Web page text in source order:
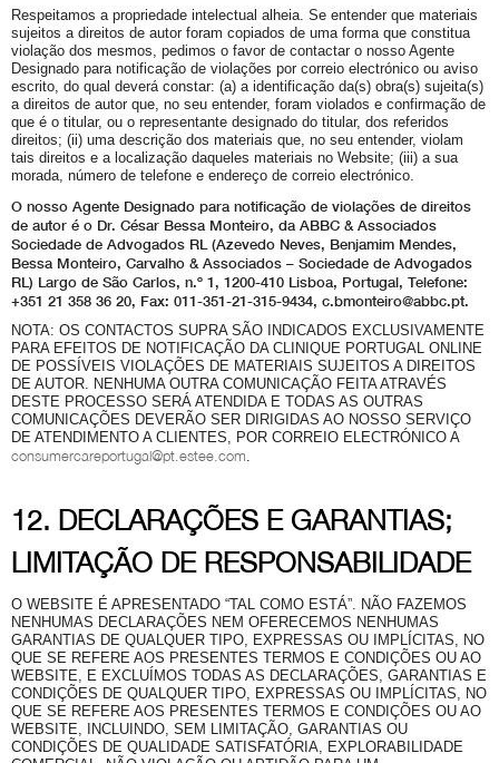
Respeitamos a propriedade intelectual alheia. Se entender que materiais
sujeitos a direitos de autor foram copiados de uma forma que constitua
violação dos mesmos, pedimos o favor de contactar o nosso Agente
Designado para notificação de violações por correio electrónico ou aviso
escrito, do qual deverá constar: (a) a identificação da(s) obra(s) sujeita(s)
a direitos de autor que, no seu entender, foram violados e confirmação de
que é o titular, ou o representante designado do titular, dos referidos
direitos; (ii) uma descrição dos materiais que, no seu entender, violam
tais direitos e a localização daqueles materiais no Website; (iii) a sua
morada, número de telefone e endereço de correio electrónico.
O nosso Agente Designado para notificação de violações de direitos
de autor é o Dr. César Bessa Monteiro, da ABBC & Associados
Sociedade de Advogados RL (Azevedo Neves, Benjamim Mendes,
Bessa Monteiro, Carvalho & Associados – Sociedade de Advogados
RL) Largo de São Carlos, n.º 1, 1200-410 Lisboa, Portugal, Telefone:
+351 21 358 36 20, Fax: 011-351-21-315-9434, c.bmonteiro@abbc.pt.
NOTA: OS CONTACTOS SUPRA SÃO INDICADOS EXCLUSIVAMENTE
PARA EFEITOS DE NOTIFICAÇÃO DA CLINIQUE PORTUGAL ONLINE
DE POSSÍVEIS VIOLAÇÕES DE MATERIAIS SUJEITOS A DIREITOS
DE AUTOR. NENHUMA OUTRA COMUNICAÇÃO FEITA ATRAVÉS
DESTE PROCESSO SERÁ ATENDIDA E TODAS AS OUTRAS
COMUNICAÇÕES DEVERÃO SER DIRIGIDAS AO NOSSO SERVIÇO
DE ATENDIMENTO A CLIENTES, POR CORREIO ELECTRÓNICO A
consumercareportugal@pt.estee.com.
12. DECLARAÇÕES E GARANTIAS;
LIMITAÇÃO DE RESPONSABILIDADE
O WEBSITE É APRESENTADO “TAL COMO ESTÁ”. NÃO FAZEMOS
NENHUMAS DECLARAÇÕES NEM OFERECEMOS NENHUMAS
GARANTIAS DE QUALQUER TIPO, EXPRESSAS OU IMPLÍCITAS, NO
QUE SE REFERE AOS PRESENTES TERMOS E CONDIÇÕES OU AO
WEBSITE, E EXCLUÍMOS TODAS AS DECLARAÇÕES, GARANTIAS E
CONDIÇÕES DE QUALQUER TIPO, EXPRESSAS OU IMPLÍCITAS, NO
QUE SE REFERE AOS PRESENTES TERMOS E CONDIÇÕES OU AO
WEBSITE, INCLUINDO, SEM LIMITAÇÃO, GARANTIAS OU
CONDIÇÕES DE QUALIDADE SATISFATÓRIA, EXPLORABILIDADE